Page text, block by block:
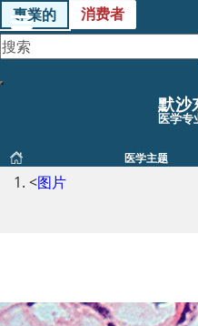
專業的 消费者
默沙
医学专
医学主题
<图片